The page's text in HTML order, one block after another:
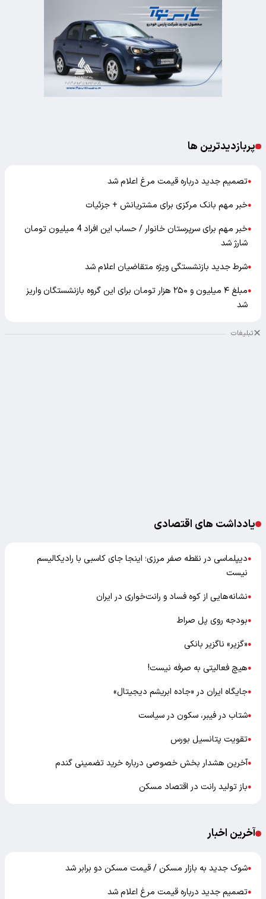
پربازدیدترین ها
●تصمیم جدید درباره قیمت مرغ اعلام شد
●خبر مهم بانک مرکزی برای مشتریانش + جزئیات
●
خبر مهم برای سرپرستان خانوار / حساب این افراد 4 میلیون تومان
شارژ شد
●شرط جدید بازنشستگی ویژه متقاضیان اعلام شد
●
مبلغ ۴ میلیون و ۲۵۰ هزار تومان برای این گروه بازنشستگان واریز
شد
تبلیغات
یادداشت های اقتصادی
●دیپلماسی در نقطه صفر مرزی؛ اینجا جای کاسبی با رادیکالیسم
نیست
●نشانه‌هایی از کوه فساد و رانت‌خواری در ایران
●بودجه روی پل صراط
●«گزیر» ناگزیر بانکی
●هیچ فعالیتی به صرفه نیست!
●جایگاه ایران در «جاده ابریشم دیجیتال»
●شتاب در فیبر، سکون در سیاست
●تقویت پتانسیل بورس
●آخرین هشدار بخش خصوصی درباره خرید تضمینی گندم
●باز تولید رانت در اقتصاد مسکن
آخرین اخبار
●شوک جدید به بازار مسکن / قیمت مسکن دو برابر شد
●تصمیم جدید درباره قیمت مرغ اعلام شد